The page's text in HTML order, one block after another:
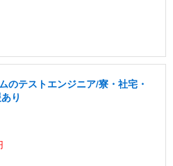
のテストエンジニア/寮・社宅・
り